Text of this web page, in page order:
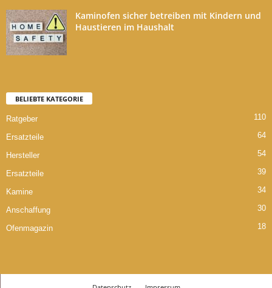
Kaminofen sicher betreiben mit Kindern und
Haustieren im Haushalt
BELIEBTE KATEGORIE
Ratgeber 110
Ersatzteile 64
Hersteller 54
Ersatzteile 39
Kamine 34
Anschaffung 30
Ofenmagazin 18